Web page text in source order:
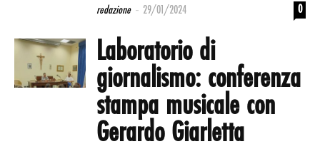
redazione - 29/01/2024 0
Laboratorio di
giornalismo: conferenza
stampa musicale con
Gerardo Giarletta